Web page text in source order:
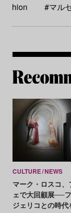
hion
#マル
CULTURE NEWS
マーク・ロスコ、
ェで大回顧展──
ジェリコとの時代